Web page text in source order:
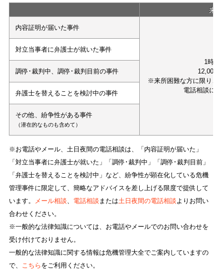
来所
内容証明が届いた事件
1時間
12,000
※来所困難な方に限り、
電話相談に
対立当事者に弁護士が就いた事件
調停･裁判中、調停･裁判目前の事件
弁護士を替えることを検討中の事件
その他、紛争性がある事件
（潜在的なものも含めて）
※お電話やメール、土日夜間の電話相談は、「内容証明が届いた」
「対立当事者に弁護士が就いた」「調停･裁判中」「調停･裁判目前」
「弁護士を替えることを検討中」など、紛争性が顕在化している危機
管理事件に限定して、簡略なアドバイスを差し上げる限度で提供して
います。
メール相談 電話相談 または土日夜間の電話相談 よりお問い
合わせください。
※一般的な法律知識については、お電話やメールでのお問い合わせを
受け付けておりません。
一般的な法律知識に関する情報は危機管理大全でご案内していますの
で、
こちら をご利用ください。